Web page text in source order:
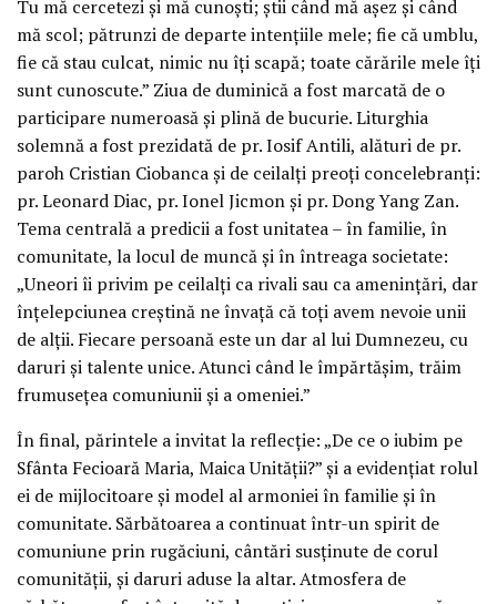
Tu mă cercetezi și mă cunoști; știi când mă așez și când
mă scol; pătrunzi de departe intențiile mele; fie că umblu,
fie că stau culcat, nimic nu îți scapă; toate cărările mele îți
sunt cunoscute.” Ziua de duminică a fost marcată de o
participare numeroasă și plină de bucurie. Liturghia
solemnă a fost prezidată de pr. Iosif Antili, alături de pr.
paroh Cristian Ciobanca și de ceilalți preoți concelebranți:
pr. Leonard Diac, pr. Ionel Jicmon și pr. Dong Yang Zan.
Tema centrală a predicii a fost unitatea – în familie, în
comunitate, la locul de muncă și în întreaga societate:
„Uneori îi privim pe ceilalți ca rivali sau ca amenințări, dar
înțelepciunea creștină ne învață că toți avem nevoie unii
de alții. Fiecare persoană este un dar al lui Dumnezeu, cu
daruri și talente unice. Atunci când le împărtășim, trăim
frumusețea comuniunii și a omeniei.”
În final, părintele a invitat la reflecție: „De ce o iubim pe
Sfânta Fecioară Maria, Maica Unității?” și a evidențiat rolul
ei de mijlocitoare și model al armoniei în familie și în
comunitate. Sărbătoarea a continuat într-un spirit de
comuniune prin rugăciuni, cântări susținute de corul
comunității, și daruri aduse la altar. Atmosfera de